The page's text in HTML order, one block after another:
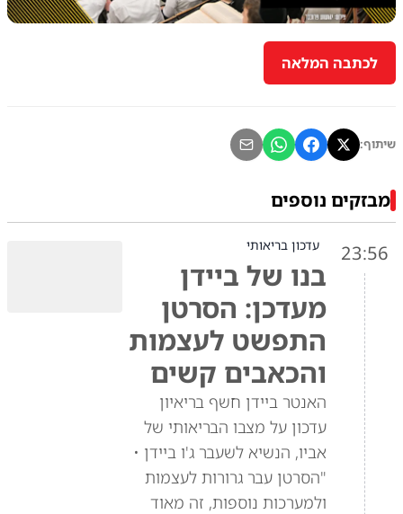
לכתבה המלאה
שיתוף:
מבזקים נוספים
23:56 עדכון בריאותי
בנו של ביידן
מעדכן: הסרטן
התפשט לעצמות
והכאבים קשים
האנטר ביידן חשף בריאיון
עדכון על מצבו הבריאותי של
אביו, הנשיא לשעבר ג'ו ביידן •
"הסרטן עבר גרורות לעצמות
ולמערכות נוספות, זה מאוד